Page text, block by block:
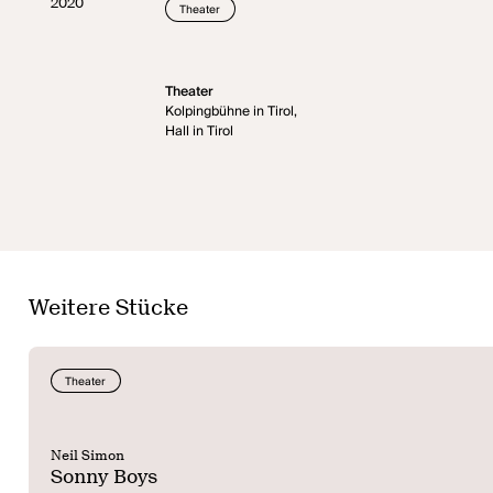
Theater
Theater
Kolpingbühne in Tirol,
Hall in Tirol
Weitere Stücke
Theater
Neil Simon
Sonny Boys